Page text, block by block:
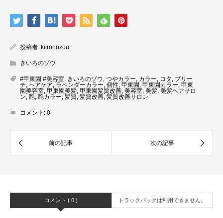
投稿者: kiironozou
きいろのゾウ
#甲東園 #美容室, きいろのゾウ, つやカラー, カラー, コタ , ブリー
チ, ヘアケア, ラベンダーカラー, 個性, 甲東園 , 甲東園カラー, 甲東
園美容室, 甲東園美髪, 甲東園髪質改善, 美容室, 美髪, 美髪ヘアサロ
ン, 艶, 艶カラー, 髪質, 髪質改善, 髪質改善サロン
コメント: 0
コメント ( 0 ) トラックバックは利用できません。